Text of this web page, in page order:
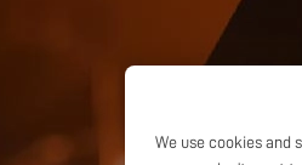
We use cookies and